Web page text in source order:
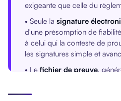
exigeante que celle du
• Seule la signature
d'une présomption de
à celui qui la conteste de
les signatures simple et
• Le fichier de preuve,
démontrer l'intégrité et